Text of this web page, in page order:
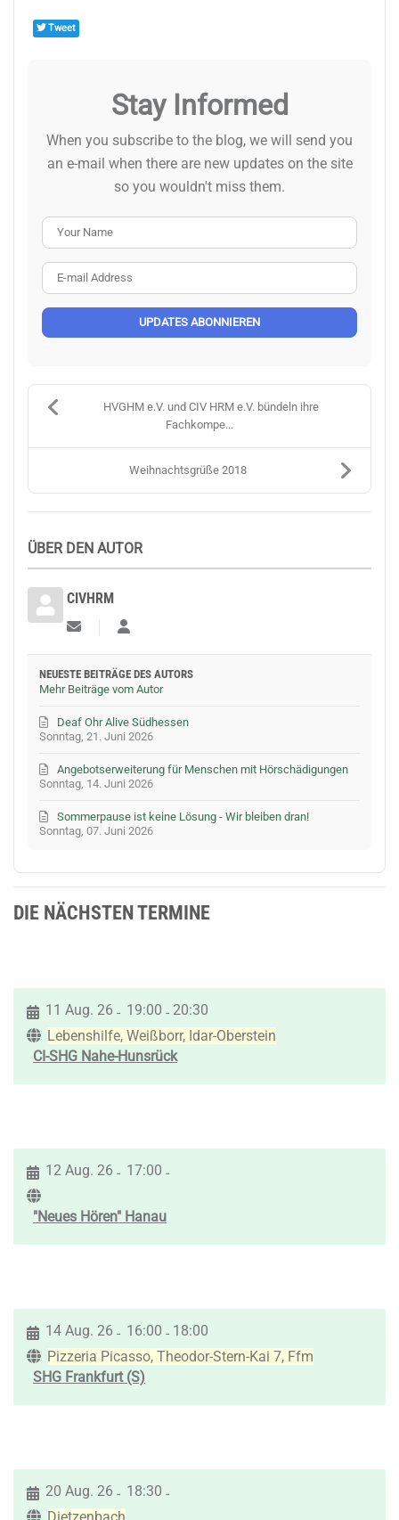
Tweet
Stay Informed
When you subscribe to the blog, we will send you
an e-mail when there are new updates on the site
so you wouldn't miss them.
UPDATES ABONNIEREN
HVGHM e.V. und CIV HRM e.V. bündeln ihre
Fachkompe...
Weihnachtsgrüße 2018
ÜBER DEN AUTOR
CIVHRM
Updates abonnieren
NEUESTE BEITRÄGE DES AUTORS
Mehr Beiträge vom Autor
Sonntag, 21. Juni 2026
Deaf Ohr Alive Südhessen
Sonntag, 14. Juni 2026
Angebotserweiterung für Menschen mit Hörschädigungen
Sonntag, 07. Juni 2026
Sommerpause ist keine Lösung - Wir bleiben dran!
DIE NÄCHSTEN TERMINE
11 Aug. 26 - 19:00 - 20:30
Lebenshilfe, Weißborr, Idar-Oberstein
CI-SHG Nahe-Hunsrück
12 Aug. 26 - 17:00 -
"Neues Hören" Hanau
14 Aug. 26 - 16:00 - 18:00
Pizzeria Picasso, Theodor-Stern-Kai 7, Ffm
SHG Frankfurt (S)
20 Aug. 26 - 18:30 -